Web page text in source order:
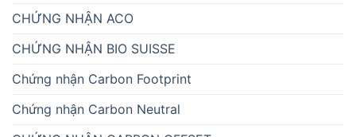
CHỨNG NHẬN ACO
CHỨNG NHẬN BIO SUISSE
Chứng nhận Carbon Footprint
Chứng nhận Carbon Neutral